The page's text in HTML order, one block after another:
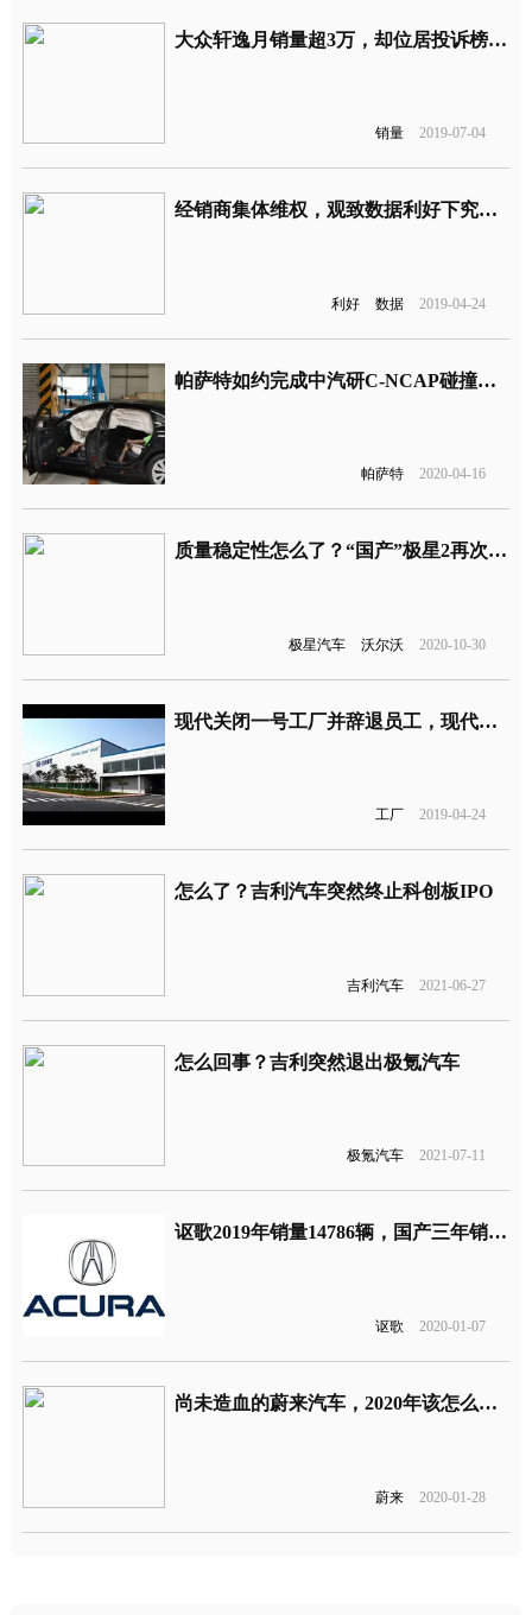
大众轩逸月销量超3万，却位居投诉榜第三名，这款车怎么回事
销量 2019-07-04
经销商集体维权，观致数据利好下究竟怎么了
利好 数据 2019-04-24
帕萨特如约完成中汽研C-NCAP碰撞，你怎么看？
帕萨特 2020-04-16
质量稳定性怎么了？“国产”极星2再次全面召回
极星汽车 沃尔沃 2020-10-30
现代关闭一号工厂并辞退员工，现代的雄心壮志怎么了
工厂 2019-04-24
怎么了？吉利汽车突然终止科创板IPO
吉利汽车 2021-06-27
怎么回事？吉利突然退出极氪汽车
极氪汽车 2021-07-11
讴歌2019年销量14786辆，国产三年销量惨淡本田该怎么办？
讴歌 2020-01-07
尚未造血的蔚来汽车，2020年该怎么过？
蔚来 2020-01-28